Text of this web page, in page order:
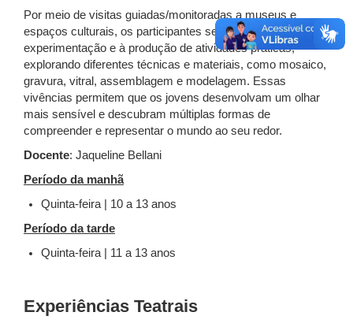
Por meio de visitas guiadas/monitoradas a museus e
espaços culturais, os participantes serão conduzidos à
experimentação e à produção de atividades práticas,
explorando diferentes técnicas e materiais, como mosaico,
gravura, vitral, assemblagem e modelagem. Essas
vivências permitem que os jovens desenvolvam um olhar
mais sensível e descubram múltiplas formas de
compreender e representar o mundo ao seu redor.
Docente: Jaqueline Bellani
Período da manhã
Quinta-feira | 10 a 13 anos
Período da tarde
Quinta-feira | 11 a 13 anos
Experiências Teatrais